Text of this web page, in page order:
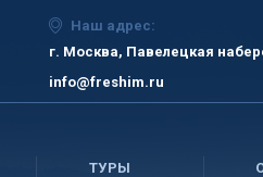
Наш адрес:
г. Москва, Павелецкая
info@freshim.ru
ТУРЫ